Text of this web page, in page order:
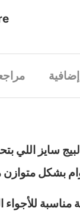
سايز اللي
بشكل
مناسبة